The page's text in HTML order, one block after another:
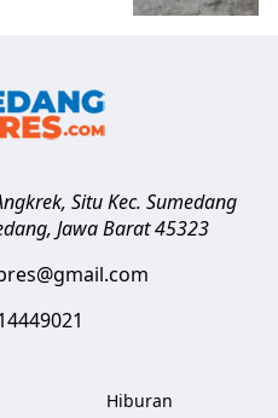
Situ Kec. Sumedang
, Jawa Barat 45323
Hiburan